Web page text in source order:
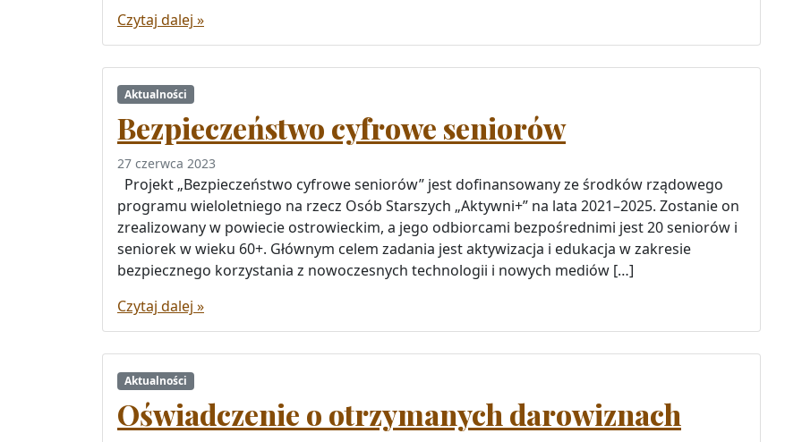
Czytaj dalej »
Aktualności
Bezpieczeństwo cyfrowe seniorów
27 czerwca 2023
Projekt „Bezpieczeństwo cyfrowe seniorów” jest dofinansowany ze środków rządowego
programu wieloletniego na rzecz Osób Starszych „Aktywni+” na lata 2021–2025. Zostanie on
zrealizowany w powiecie ostrowieckim, a jego odbiorcami bezpośrednimi jest 20 seniorów i
seniorek w wieku 60+. Głównym celem zadania jest aktywizacja i edukacja w zakresie
bezpiecznego korzystania z nowoczesnych technologii i nowych mediów […]
Czytaj dalej »
Aktualności
Oświadczenie o otrzymanych darowiznach